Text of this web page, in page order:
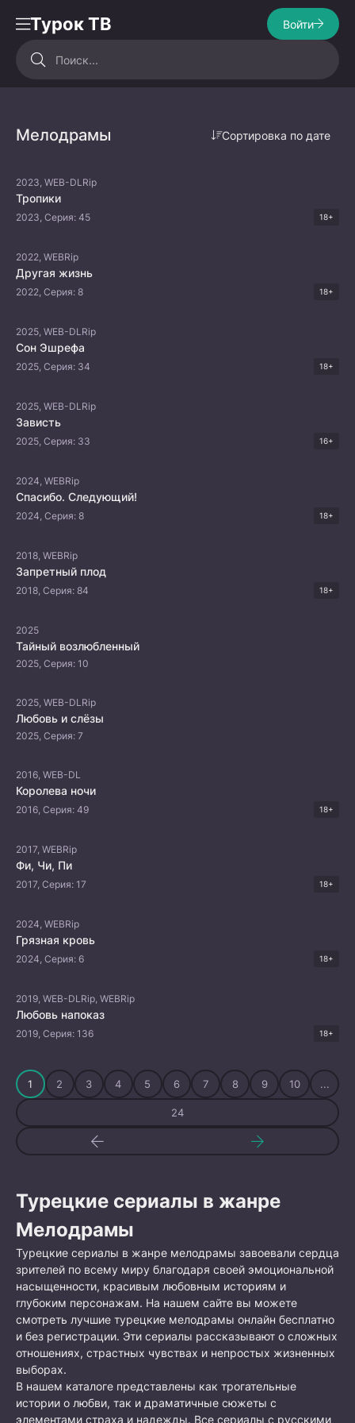
Турок ТВ Войти
Мелодрамы Сортировка по дате
2023, WEB-DLRip
Тропики
2023, Серия: 45 18+
2022, WEBRip
Другая жизнь
2022, Серия: 8 18+
2025, WEB-DLRip
Сон Эшрефа
2025, Серия: 34 18+
2025, WEB-DLRip
Зависть
2025, Серия: 33 16+
2024, WEBRip
Спасибо. Следующий!
2024, Серия: 8 18+
2018, WEBRip
Запретный плод
2018, Серия: 84 18+
2025
Тайный возлюбленный
2025, Серия: 10
2025, WEB-DLRip
Любовь и слёзы
2025, Серия: 7
2016, WEB-DL
Королева ночи
2016, Серия: 49 18+
2017, WEBRip
Фи, Чи, Пи
2017, Серия: 17 18+
2024, WEBRip
Грязная кровь
2024, Серия: 6 18+
2019, WEB-DLRip, WEBRip
Любовь напоказ
2019, Серия: 136 18+
1 2 3 4 5 6 7 8 9 10 ...
24
Турецкие сериалы в жанре
Мелодрамы
Турецкие сериалы в жанре мелодрамы завоевали сердца
зрителей по всему миру благодаря своей эмоциональной
насыщенности, красивым любовным историям и
глубоким персонажам. На нашем сайте вы можете
смотреть лучшие турецкие мелодрамы онлайн бесплатно
и без регистрации. Эти сериалы рассказывают о сложных
отношениях, страстных чувствах и непростых жизненных
выборах.
В нашем каталоге представлены как трогательные
истории о любви, так и драматичные сюжеты с
элементами страха и надежды. Все сериалы с русскими